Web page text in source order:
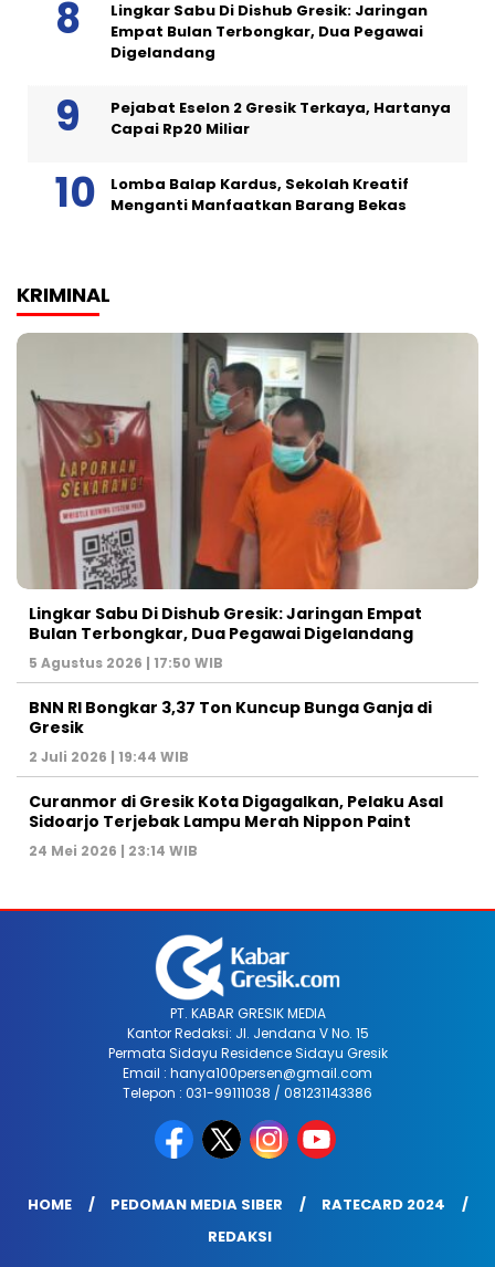
Lingkar Sabu Di Dishub Gresik: Jaringan
Empat Bulan Terbongkar, Dua Pegawai
Digelandang
Pejabat Eselon 2 Gresik Terkaya, Hartanya
Capai Rp20 Miliar
Lomba Balap Kardus, Sekolah Kreatif
Menganti Manfaatkan Barang Bekas
KRIMINAL
Lingkar Sabu Di Dishub Gresik: Jaringan Empat
Bulan Terbongkar, Dua Pegawai Digelandang
5 Agustus 2026 | 17:50 WIB
BNN RI Bongkar 3,37 Ton Kuncup Bunga Ganja di
Gresik
2 Juli 2026 | 19:44 WIB
Curanmor di Gresik Kota Digagalkan, Pelaku Asal
Sidoarjo Terjebak Lampu Merah Nippon Paint
24 Mei 2026 | 23:14 WIB
PT. KABAR GRESIK MEDIA
Kantor Redaksi: Jl. Jendana V No. 15
Permata Sidayu Residence Sidayu Gresik
Email : hanya100persen@gmail.com
Telepon : 031-99111038 / 081231143386
HOME PEDOMAN MEDIA SIBER
RATECARD 2024
REDAKSI